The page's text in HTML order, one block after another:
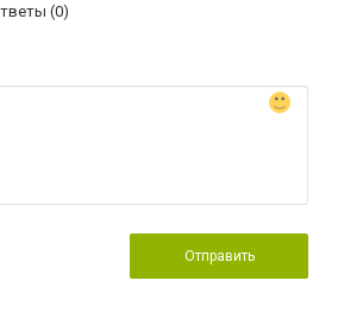
(0)
Отправить